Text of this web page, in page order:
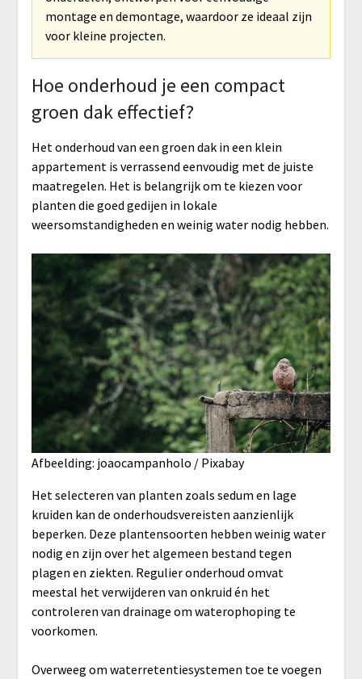
montage en demontage, waardoor ze ideaal zijn
voor kleine projecten.
Hoe onderhoud je een compact
groen dak effectief?
Het onderhoud van een groen dak in een klein
appartement is verrassend eenvoudig met de juiste
maatregelen. Het is belangrijk om te kiezen voor
planten die goed gedijen in lokale
weersomstandigheden en weinig water nodig hebben.
Afbeelding: joaocampanholo / Pixabay
Het selecteren van planten zoals sedum en lage
kruiden kan de onderhoudsvereisten aanzienlijk
beperken. Deze plantensoorten hebben weinig water
nodig en zijn over het algemeen bestand tegen
plagen en ziekten. Regulier onderhoud omvat
meestal het verwijderen van onkruid én het
controleren van drainage om waterophoping te
voorkomen.
Overweeg om waterretentiesystemen toe te voegen